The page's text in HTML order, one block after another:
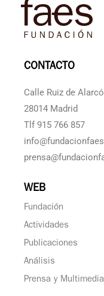
CONTACTO
Calle Ruiz de
28014 Madrid
Tlf 915 766 857
WEB
Fundación
Actividades
Publicaciones
Análisis
Prensa y Multimedia